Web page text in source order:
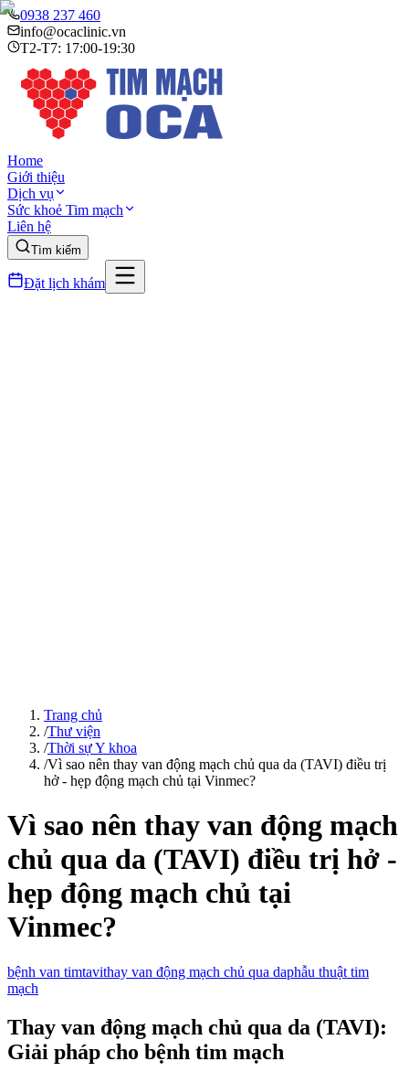
0938 237 460
info@ocaclinic.vn
T2-T7: 17:00-19:30
Home
Giới thiệu
Dịch vụ
Sức khoẻ Tim mạch
Liên hệ
Tìm kiếm
Đặt lịch khám
Trang chủ
/Thư viện
/Thời sự Y khoa
/Vì sao nên thay van động mạch chủ qua da (TAVI) điều trị
hở - hẹp động mạch chủ tại Vinmec?
Vì sao nên thay van động mạch
chủ qua da (TAVI) điều trị hở -
hẹp động mạch chủ tại
Vinmec?
bệnh van timtavithay van động mạch chủ qua daphẫu thuật tim
mạch
Thay van động mạch chủ qua da (TAVI):
Giải pháp cho bệnh tim mạch